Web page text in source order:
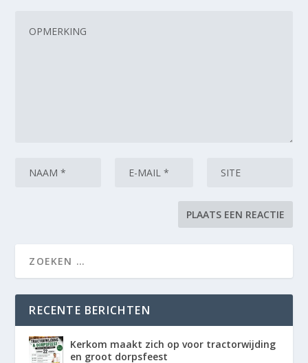
RECENTE BERICHTEN
Kerkom maakt zich op voor tractorwijding
en groot dorpsfeest